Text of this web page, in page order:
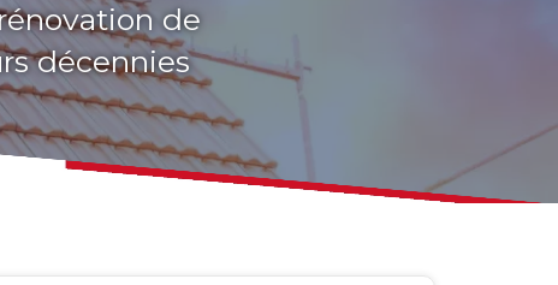
de
décennies